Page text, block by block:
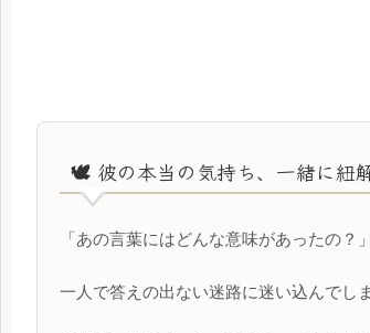
🕊️ 彼の本当の気持ち、一緒に紐
「あの言葉にはどんな意味があったの？
一人で答えの出ない迷路に迷い込んでし